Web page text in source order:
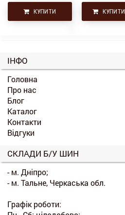
КУПИТИ КУПИТИ
ІНФО
Головна
Про нас
Блог
Каталог
Контакти
Відгуки
СКЛАДИ Б/У ШИН
- м. Дніпро;
- м. Тальне, Черкаська обл.
Графік роботи: